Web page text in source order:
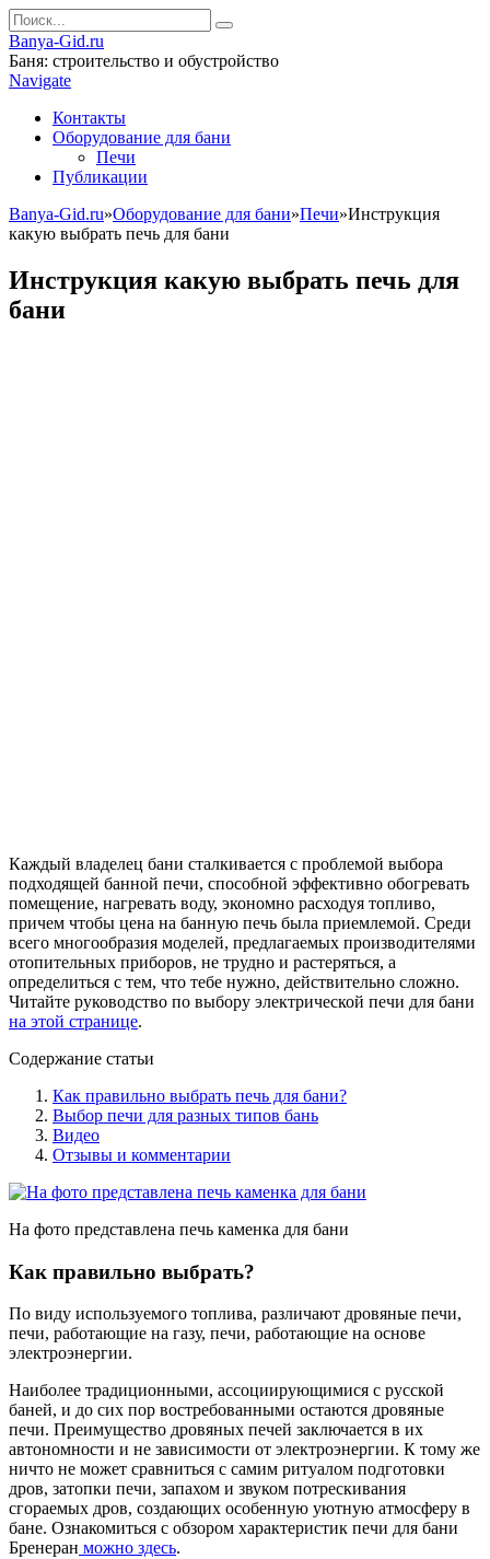
Banya-Gid.ru
Баня: строительство и обустройство
Navigate
Контакты
Оборудование для бани
Печи
Публикации
Banya-Gid.ru»Оборудование для бани»Печи»Инструкция
какую выбрать печь для бани
Инструкция какую выбрать печь для
бани
Каждый владелец бани сталкивается с проблемой выбора
подходящей банной печи, способной эффективно обогревать
помещение, нагревать воду, экономно расходуя топливо,
причем чтобы цена на банную печь была приемлемой. Среди
всего многообразия моделей, предлагаемых производителями
отопительных приборов, не трудно и растеряться, а
определиться с тем, что тебе нужно, действительно сложно.
Читайте руководство по выбору электрической печи для бани
на этой странице.
Содержание статьи
Как правильно выбрать печь для бани?
Выбор печи для разных типов бань
Видео
Отзывы и комментарии
На фото представлена печь каменка для бани
Как правильно выбрать?
По виду используемого топлива, различают дровяные печи,
печи, работающие на газу, печи, работающие на основе
электроэнергии.
Наиболее традиционными, ассоциирующимися с русской
баней, и до сих пор востребованными остаются дровяные
печи. Преимущество дровяных печей заключается в их
автономности и не зависимости от электроэнергии. К тому же
ничто не может сравниться с самим ритуалом подготовки
дров, затопки печи, запахом и звуком потрескивания
сгораемых дров, создающих особенную уютную атмосферу в
бане. Ознакомиться с обзором характеристик печи для бани
Бренеран можно здесь.